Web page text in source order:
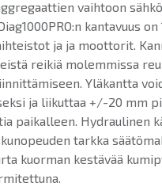
vaihtoon
kantavuus on
ja ja moottorit.
reikiä molemmissa
Yläkantta
ja liikuttaa +/-20 mm
paikalleen. Hydraulinen
tarkka
kuorman kestävää